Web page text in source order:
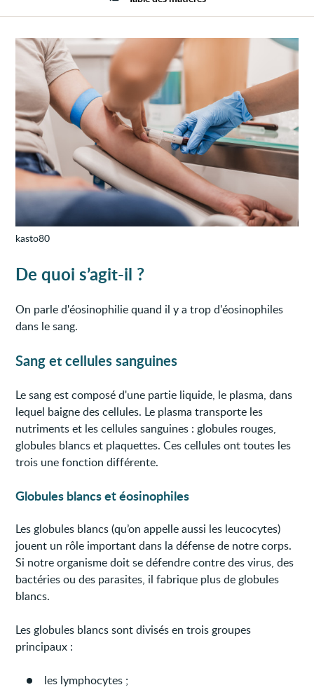
kasto80
De quoi s’agit-il ?
On parle d'éosinophilie quand il y a trop d'éosinophiles
dans le sang.
Sang et cellules sanguines
Le sang est composé d'une partie liquide, le plasma, dans
lequel baigne des cellules. Le plasma transporte les
nutriments et les cellules sanguines : globules rouges,
globules blancs et plaquettes. Ces cellules ont toutes les
trois une fonction différente.
Globules blancs et éosinophiles
Les globules blancs (qu’on appelle aussi les leucocytes)
jouent un rôle important dans la défense de notre corps.
Si notre organisme doit se défendre contre des virus, des
bactéries ou des parasites, il fabrique plus de globules
blancs.
Les globules blancs sont divisés en trois groupes
principaux :
les lymphocytes ;